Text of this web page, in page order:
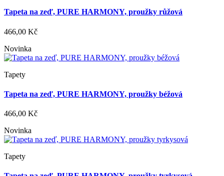
Tapeta na zeď, PURE HARMONY, proužky růžová
466,00 Kč
Novinka
Tapety
Tapeta na zeď, PURE HARMONY, proužky béžová
466,00 Kč
Novinka
Tapety